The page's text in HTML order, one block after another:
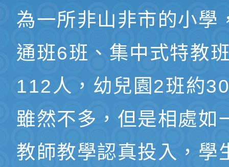
為一所非山非市的小學
通班6班、集中式特教
112人，幼兒園2班約
雖然不多，但是相處如
教師教學認真投入，學